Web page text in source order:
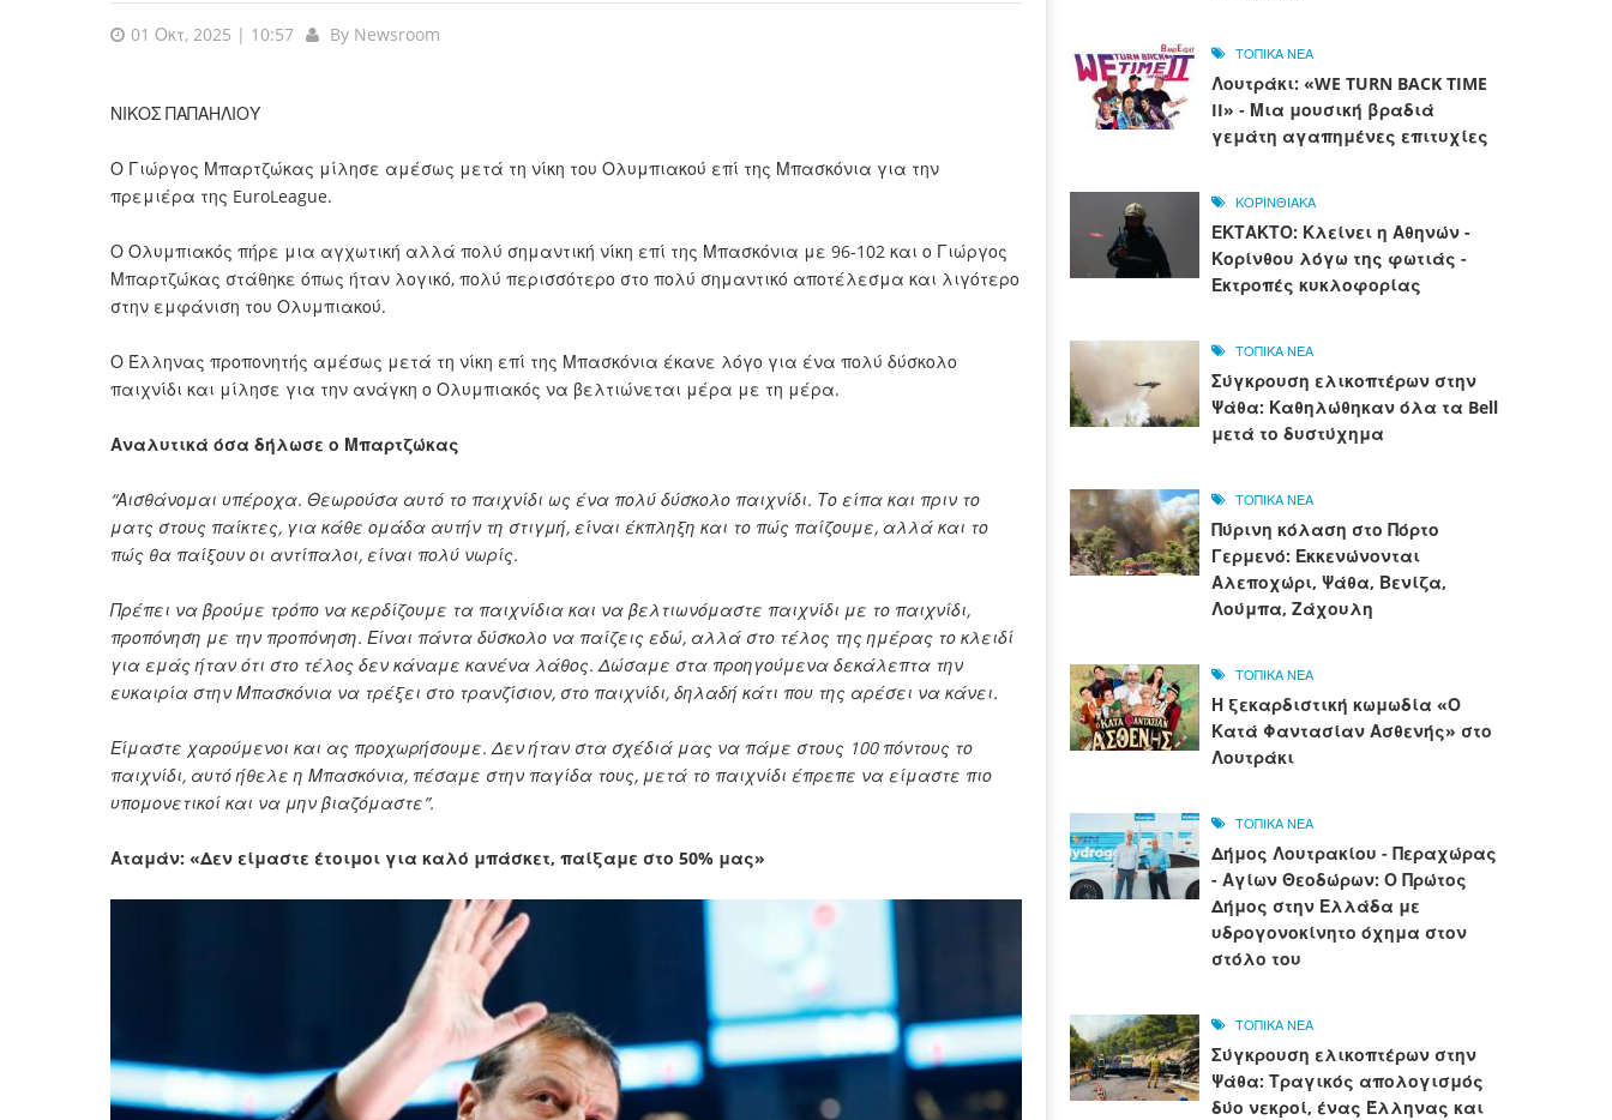
01 Οκτ, 2025 | 10:57 By Newsroom
ΝΙΚΟΣ ΠΑΠΑΗΛΙΟΥ
Ο Γιώργος Μπαρτζώκας μίλησε αμέσως μετά τη νίκη του Ολυμπιακού επί της Μπασκόνια για την
πρεμιέρα της EuroLeague.
Ο Ολυμπιακός πήρε μια αγχωτική αλλά πολύ σημαντική νίκη επί της Μπασκόνια με 96-102 και ο Γιώργος
Μπαρτζώκας στάθηκε όπως ήταν λογικό, πολύ περισσότερο στο πολύ σημαντικό αποτέλεσμα και λιγότερο
στην εμφάνιση του Ολυμπιακού.
Ο Έλληνας προπονητής αμέσως μετά τη νίκη επί της Μπασκόνια έκανε λόγο για ένα πολύ δύσκολο
παιχνίδι και μίλησε για την ανάγκη ο Ολυμπιακός να βελτιώνεται μέρα με τη μέρα.
Αναλυτικά όσα δήλωσε ο Μπαρτζώκας
“Αισθάνομαι υπέροχα. Θεωρούσα αυτό το παιχνίδι ως ένα πολύ δύσκολο παιχνίδι. Το είπα και πριν το
ματς στους παίκτες, για κάθε ομάδα αυτήν τη στιγμή, είναι έκπληξη και το πώς παίζουμε, αλλά και το
πώς θα παίξουν οι αντίπαλοι, είναι πολύ νωρίς.
Πρέπει να βρούμε τρόπο να κερδίζουμε τα παιχνίδια και να βελτιωνόμαστε παιχνίδι με το παιχνίδι,
προπόνηση με την προπόνηση. Είναι πάντα δύσκολο να παίζεις εδώ, αλλά στο τέλος της ημέρας το κλειδί
για εμάς ήταν ότι στο τέλος δεν κάναμε κανένα λάθος. Δώσαμε στα προηγούμενα δεκάλεπτα την
ευκαιρία στην Μπασκόνια να τρέξει στο τρανζίσιον, στο παιχνίδι, δηλαδή κάτι που της αρέσει να κάνει.
Είμαστε χαρούμενοι και ας προχωρήσουμε. Δεν ήταν στα σχέδιά μας να πάμε στους 100 πόντους το
παιχνίδι, αυτό ήθελε η Μπασκόνια, πέσαμε στην παγίδα τους, μετά το παιχνίδι έπρεπε να είμαστε πιο
υπομονετικοί και να μην βιαζόμαστε”.
Αταμάν: «Δεν είμαστε έτοιμοι για καλό μπάσκετ, παίξαμε στο 50% μας»
ΤΟΠΙΚΑ ΝΕΑ
Λουτράκι: «WE TURN BACK TIME
II» - Μια μουσική βραδιά
γεμάτη αγαπημένες επιτυχίες
ΚΟΡΙΝΘΙΑΚΑ
ΕΚΤΑΚΤΟ: Κλείνει η Αθηνών -
Κορίνθου λόγω της φωτιάς -
Εκτροπές κυκλοφορίας
ΤΟΠΙΚΑ ΝΕΑ
Σύγκρουση ελικοπτέρων στην
Ψάθα: Καθηλώθηκαν όλα τα Bell
μετά το δυστύχημα
ΤΟΠΙΚΑ ΝΕΑ
Πύρινη κόλαση στο Πόρτο
Γερμενό: Εκκενώνονται
Αλεποχώρι, Ψάθα, Βενίζα,
Λούμπα, Ζάχουλη
ΤΟΠΙΚΑ ΝΕΑ
Η ξεκαρδιστική κωμωδία «Ο
Κατά Φαντασίαν Ασθενής» στο
Λουτράκι
ΤΟΠΙΚΑ ΝΕΑ
Δήμος Λουτρακίου - Περαχώρας
- Αγίων Θεοδώρων: Ο Πρώτος
Δήμος στην Ελλάδα με
υδρογονοκίνητο όχημα στον
στόλο του
ΤΟΠΙΚΑ ΝΕΑ
Σύγκρουση ελικοπτέρων στην
Ψάθα: Τραγικός απολογισμός
δύο νεκροί, ένας Έλληνας και